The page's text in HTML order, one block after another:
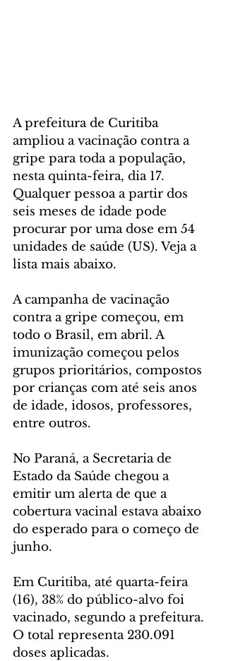
A prefeitura de Curitiba
ampliou a vacinação contra a
gripe para toda a população,
nesta quinta-feira, dia 17.
Qualquer pessoa a partir dos
seis meses de idade pode
procurar por uma dose em 54
unidades de saúde (US). Veja a
lista mais abaixo.
A campanha de vacinação
contra a gripe começou, em
todo o Brasil, em abril. A
imunização começou pelos
grupos prioritários, compostos
por crianças com até seis anos
de idade, idosos, professores,
entre outros.
No Paraná, a Secretaria de
Estado da Saúde chegou a
emitir um alerta de que a
cobertura vacinal estava abaixo
do esperado para o começo de
junho.
Em Curitiba, até quarta-feira
(16), 38% do público-alvo foi
vacinado, segundo a prefeitura.
O total representa 230.091
doses aplicadas.